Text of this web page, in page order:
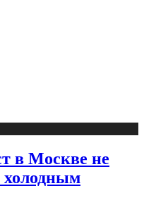
в Москве не
холодным